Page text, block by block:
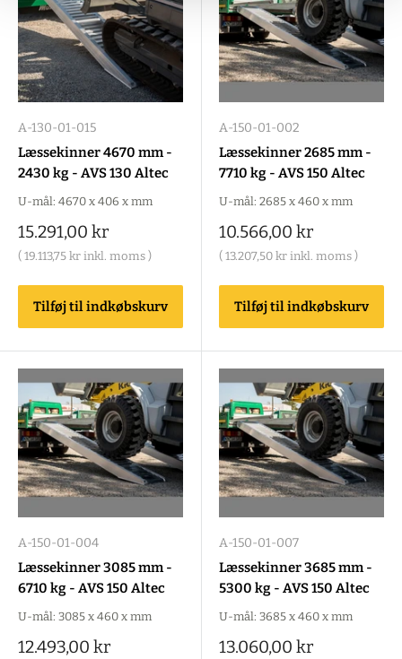
A-130-01-015
Læssekinner 4670 mm -
2430 kg - AVS 130 Altec
U-mål: 4670 x 406 x mm
Salgspris
15.291,00 kr
( 19.113,75 kr inkl. moms )
Tilføj til indkøbskurv
A-150-01-002
Læssekinner 2685 mm -
7710 kg - AVS 150 Altec
U-mål: 2685 x 460 x mm
Salgspris
10.566,00 kr
( 13.207,50 kr inkl. moms )
Tilføj til indkøbskurv
A-150-01-004
Læssekinner 3085 mm -
6710 kg - AVS 150 Altec
U-mål: 3085 x 460 x mm
Salgspris
12.493,00 kr
A-150-01-007
Læssekinner 3685 mm -
5300 kg - AVS 150 Altec
U-mål: 3685 x 460 x mm
Salgspris
13.060,00 kr